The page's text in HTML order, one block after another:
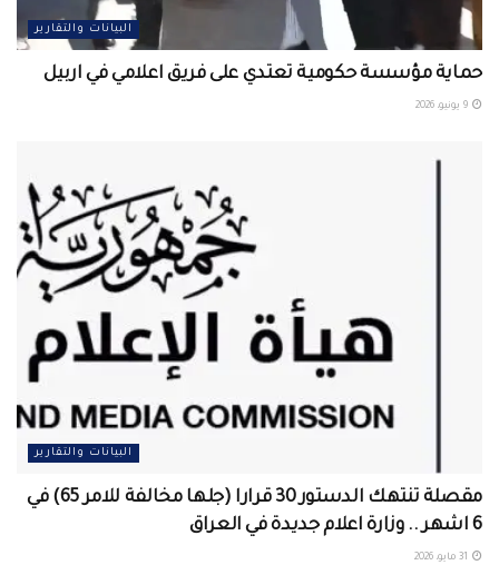
البيانات والتقارير
حماية مؤسسة حكومية تعتدي على فريق اعلامي في اربيل ‏
البيانات والتقارير
مقصلة تنتهك الدستور 30 قرارا (جلها مخالفة للامر 65) في
6 اشهر .. وزارة اعلام جديدة في العراق